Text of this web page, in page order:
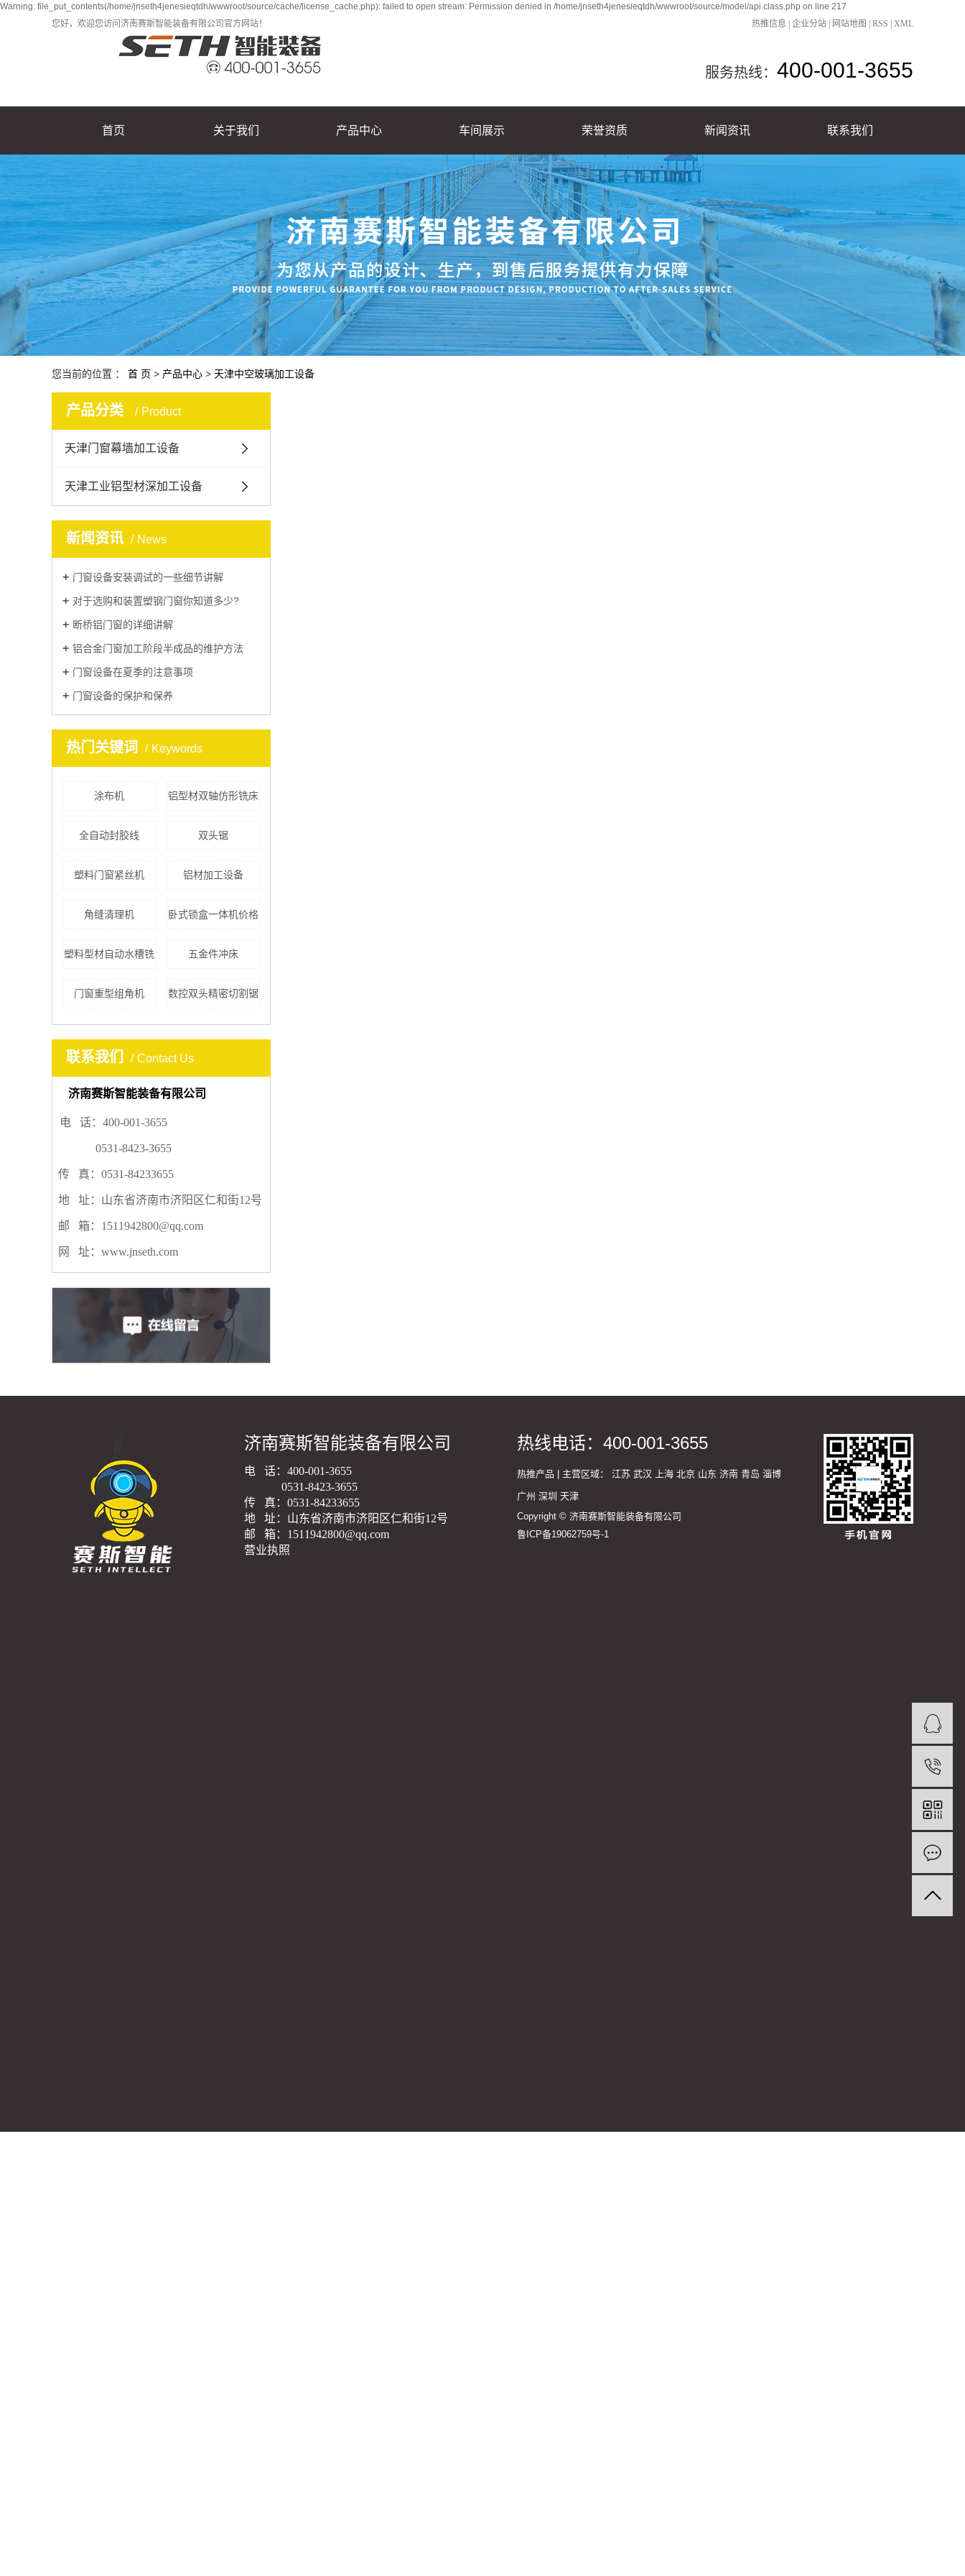
Warning: file_put_contents(/home/jnseth4jenesieqtdh/wwwroot/source/cache/license_cache.php): failed to open stream: Permission denied in /home/jnseth4jenesieqtdh/wwwroot/source/model/api.class.php on line 217
您好，欢迎您访问济南赛斯智能装备有限公司官方网站！
热推信息 企业分站 网站地图 RSS XML
服务热线： 400-001-3655
首页 关于我们 产品中心 车间展示 荣誉资质 新闻资讯 联系我们
您当前的位置 ： 首 页 > 产品中心 > 天津中空玻璃加工设备
产品分类 Product
天津门窗幕墙加工设备
天津工业铝型材深加工设备
新闻资讯 News
门窗设备安装调试的一些细节讲解
对于选购和装置塑钢门窗你知道多少?
断桥铝门窗的详细讲解
铝合金门窗加工阶段半成品的维护方法
门窗设备在夏季的注意事项
门窗设备的保护和保养
热门关键词 Keywords
涂布机 铝型材双轴仿形铣床
全自动封胶线 双头锯
塑料门窗紧丝机 铝材加工设备
角缝清理机 卧式锁盒一体机价格
塑料型材自动水槽铣 五金件冲床
门窗重型组角机 数控双头精密切割锯
联系我们 Contact Us
济南赛斯智能装备有限公司
电 话：400-001-3655
0531-8423-3655
传 真：0531-84233655
地 址： 山东省济南市济阳区仁和街12号
邮 箱：1511942800@qq.com
网 址：www.jnseth.com
济南赛斯智能装备有限公司
电 话：400-001-3655
0531-8423-3655
传 真：0531-84233655
地 址：山东省济南市济阳区仁和街12号
邮 箱：1511942800@qq.com
营业执照
热线电话： 400-001-3655
热推产品 | 主营区域： 江苏 武汉 上海 北京 山东 济南 青岛 淄博
广州 深圳
天津
Copyright © 济南赛斯智能装备有限公司
鲁ICP备19062759号-1